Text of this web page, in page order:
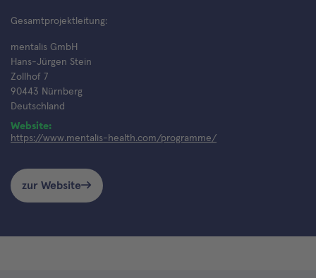
Gesamtprojektleitung:
mentalis GmbH
Hans-Jürgen Stein
Zollhof 7
90443 Nürnberg
Deutschland
Website:
https://www.mentalis-health.com/programme/
zur Website